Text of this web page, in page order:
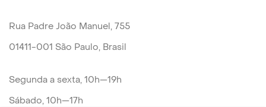
Rua Padre João Manuel, 755
01411-001 São Paulo, Brasil
Segunda a sexta, 10h—19h
Sábado, 10h—17h